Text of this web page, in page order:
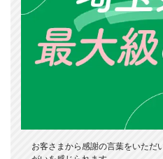
お客さまから感謝の言葉をいただ